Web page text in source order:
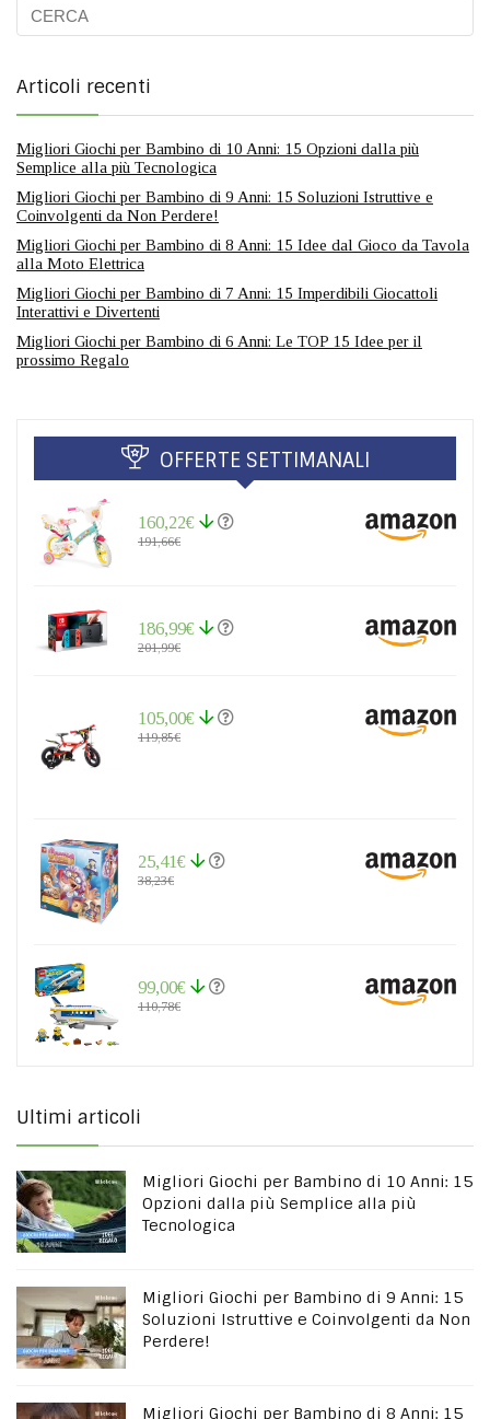
Articoli recenti
Migliori Giochi per Bambino di 10 Anni: 15 Opzioni dalla più
Semplice alla più Tecnologica
Migliori Giochi per Bambino di 9 Anni: 15 Soluzioni Istruttive e
Coinvolgenti da Non Perdere!
Migliori Giochi per Bambino di 8 Anni: 15 Idee dal Gioco da Tavola
alla Moto Elettrica
Migliori Giochi per Bambino di 7 Anni: 15 Imperdibili Giocattoli
Interattivi e Divertenti
Migliori Giochi per Bambino di 6 Anni: Le TOP 15 Idee per il
prossimo Regalo
OFFERTE SETTIMANALI
160,22€
191,66€
186,99€
201,99€
105,00€
119,85€
25,41€
38,23€
99,00€
110,78€
Ultimi articoli
Migliori Giochi per Bambino di 10 Anni: 15
Opzioni dalla più Semplice alla più
Tecnologica
Migliori Giochi per Bambino di 9 Anni: 15
Soluzioni Istruttive e Coinvolgenti da Non
Perdere!
Migliori Giochi per Bambino di 8 Anni: 15